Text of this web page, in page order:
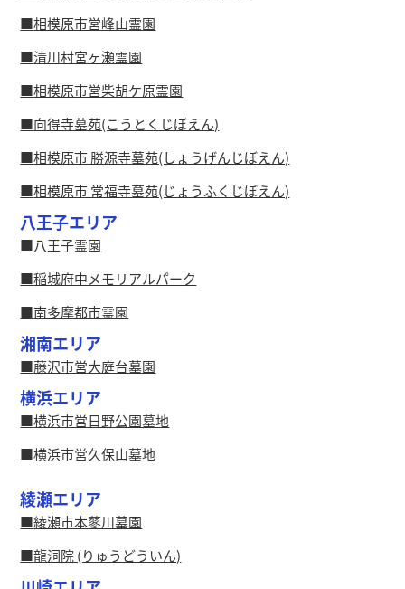
相模原市営峰山霊園
清川村宮ヶ瀬霊園
相模原市営柴胡ケ原霊園
向得寺墓苑(こうとくじぼえん)
相模原市 勝源寺墓苑(しょうげんじぼえん)
相模原市 常福寺墓苑(じょうふくじぼえん)
八王子エリア
八王子霊園
稲城府中メモリアルパーク
南多摩都市霊園
湘南エリア
藤沢市営大庭台墓園
横浜エリア
横浜市営日野公園墓地
横浜市営久保山墓地
綾瀬エリア
綾瀬市本蓼川墓園
龍洞院 (りゅうどういん)